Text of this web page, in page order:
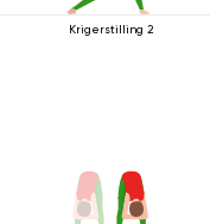
Krigerstilling 2